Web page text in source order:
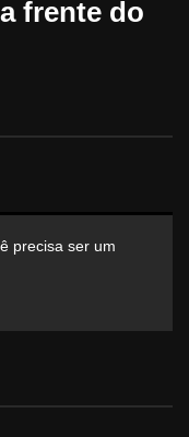
frente do
precisa ser um